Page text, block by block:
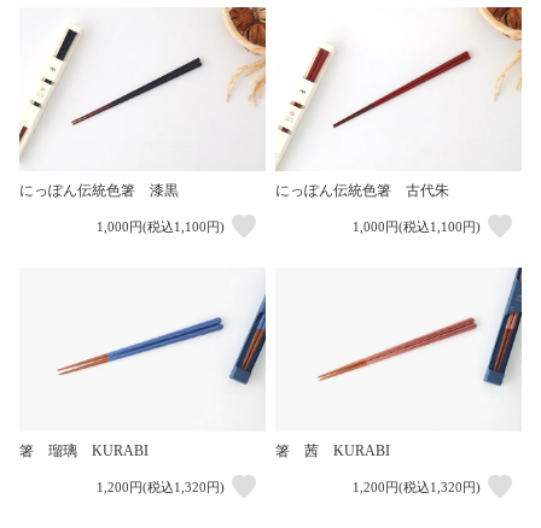
にっぽん伝統色箸 漆黒
1,000円(税込1,100円)
にっぽん伝統色箸 古代朱
1,000円(税込1,100円)
箸 瑠璃 KURABI
1,200円(税込1,320円)
箸 茜 KURABI
1,200円(税込1,320円)